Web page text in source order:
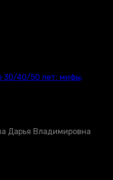
30/40/50 лет: мифы,
Дарья Владимировна